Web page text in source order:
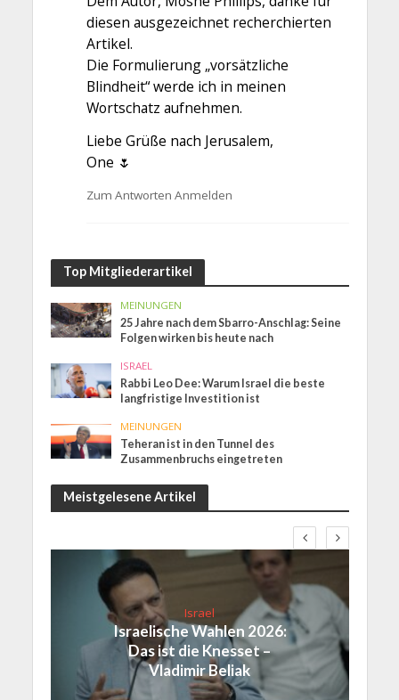
diesen ausgezeichnet recherchierten
Artikel.
Die Formulierung „vorsätzliche
Blindheit“ werde ich in meinen
Wortschatz aufnehmen.
Liebe Grüße nach Jerusalem,
One 🌷
Zum Antworten Anmelden
Top Mitgliederartikel
MEINUNGEN
25 Jahre nach dem Sbarro-Anschlag: Seine
Folgen wirken bis heute nach
ISRAEL
Rabbi Leo Dee: Warum Israel die beste
langfristige Investition ist
MEINUNGEN
Teheran ist in den Tunnel des
Zusammenbruchs eingetreten
Meistgelesene Artikel
Israel
Israelische Wahlen 2026:
Das ist die Knesset –
Vladimir Beliak